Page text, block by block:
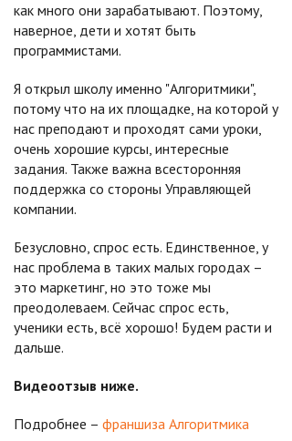
как много они зарабатывают. Поэтому,
наверное, дети и хотят быть
программистами.
Я открыл школу именно "Алгоритмики",
потому что на их площадке, на которой у
нас преподают и проходят сами уроки,
очень хорошие курсы, интересные
задания. Также важна всесторонняя
поддержка со стороны Управляющей
компании.
Безусловно, спрос есть. Единственное, у
нас проблема в таких малых городах –
это маркетинг, но это тоже мы
преодолеваем. Сейчас спрос есть,
ученики есть, всё хорошо! Будем расти и
дальше.
Видеоотзыв ниже.
Подробнее – франшиза Алгоритмика